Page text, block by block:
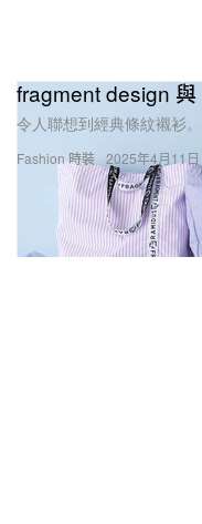
Fashion 時裝
fragment design
令人聯想到經典條紋襯衫。
2025年4月11日